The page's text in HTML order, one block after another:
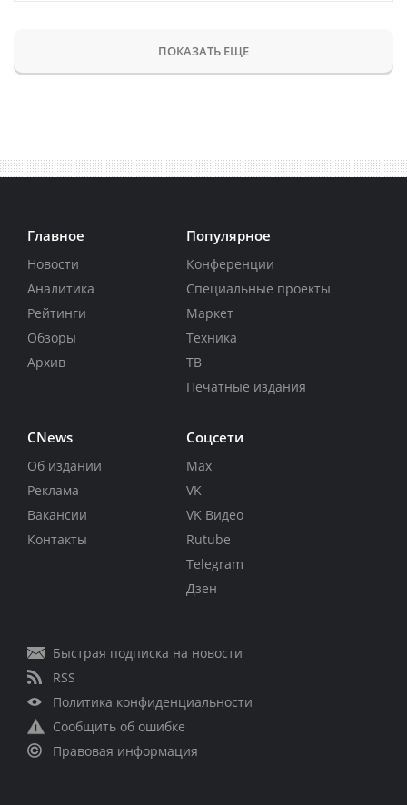
ПОКАЗАТЬ ЕЩЕ
Главное
Новости
Аналитика
Рейтинги
Обзоры
Архив
Популярное
Конференции
Специальные проекты
Маркет
Техника
ТВ
Печатные издания
CNews
Об издании
Реклама
Вакансии
Контакты
Соцсети
Max
VK
VK Видео
Rutube
Telegram
Дзен
Быстрая подписка на новости
RSS
Политика конфиденциальности
Сообщить об ошибке
Правовая информация